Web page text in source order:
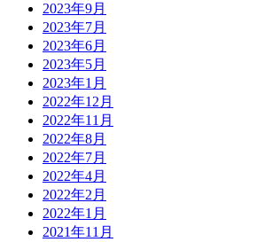
2023年9月
2023年7月
2023年6月
2023年5月
2023年1月
2022年12月
2022年11月
2022年8月
2022年7月
2022年4月
2022年2月
2022年1月
2021年11月